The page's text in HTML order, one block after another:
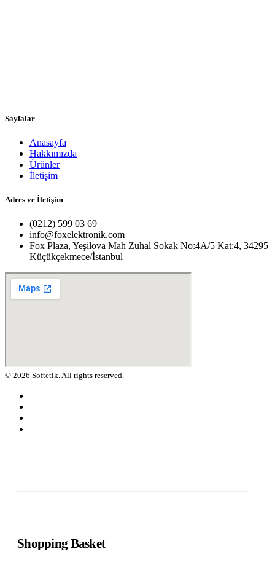
Sayfalar
Anasayfa
Hakkımızda
Ürünler
İletişim
Adres ve İletişim
(0212) 599 03 69
info@foxelektronik.com
Fox Plaza, Yeşilova Mah Zuhal Sokak No:4A/5 Kat:4, 34295
Küçükçekmece/İstanbul
© 2026 Softetik. All rights reserved.
Shopping Basket